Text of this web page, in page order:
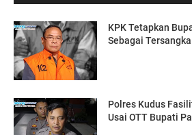
KPK Tetapkan
Sebagai Tersangka
Polres Kudus
Usai OTT Bupati